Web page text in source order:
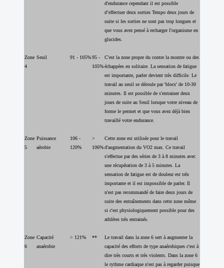
d'endurance cependant il est possible
d’effectuer deux sorties Tempo deux jours de
suite si les sorties ne sont pas trop longues et
que vous avez pensé à recharger l'organisme en
glucides.
Zone
4
Seuil 91 - 105%95 -
105%
C'est la zone propre du contre la montre ou des
échappées en solitaire. La sensation de fatigue
est importante, parler devient très difficile. Le
travail au seuil se déroule par 'blocs' de 10-30
minutes. Il est possible de s'entrainer deux
jours de suite au Seuil lorsque votre niveau de
forme le permet et que vous avez déjà bien
travaillé votre endurance.
Zone
5
Puissance
aérobie
106 -
120%
>
106%
Cette zone est utilisée pour le travail
d'augmentation du VO2 max. Ce travail
s'effectue par des séries de 3 à 8 minutes avec
une récupération de 3 à 5 minutes. La
sensation de fatigue est de douleur est très
importante et il est impossible de parler. Il
n'est pas recommandé de faire deux jours de
suite des entraînements dans cette zone même
si c'est physiologiquement possible pour des
athlètes très entrainés.
Zone
6
Capacité
anaérobie
> 121% **
Le travail dans la zone 6 sert à augmenter la
capacité des efforts de type anaérobiques c'est à
dire très courts et très violents. Dans la zone 6
le rythme cardiaque n'est pas à regarder puisque